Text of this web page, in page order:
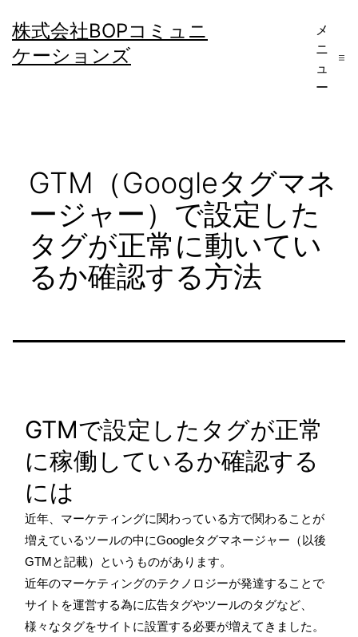
ン
テ
株式会社BOPコミュニ
ケーションズ
メ
ニ
ュ
ー
GTM（Googleタグマネ
ージャー）で設定した
タグが正常に動いてい
るか確認する方法
GTMで設定したタグが正常
に稼働しているか確認する
には
近年、マーケティングに関わっている方で関わることが
増えているツールの中にGoogleタグマネージャー（以後
GTMと記載）というものがあります。
近年のマーケティングのテクノロジーが発達することで
サイトを運営する為に広告タグやツールのタグなど、
様々なタグをサイトに設置する必要が増えてきました。